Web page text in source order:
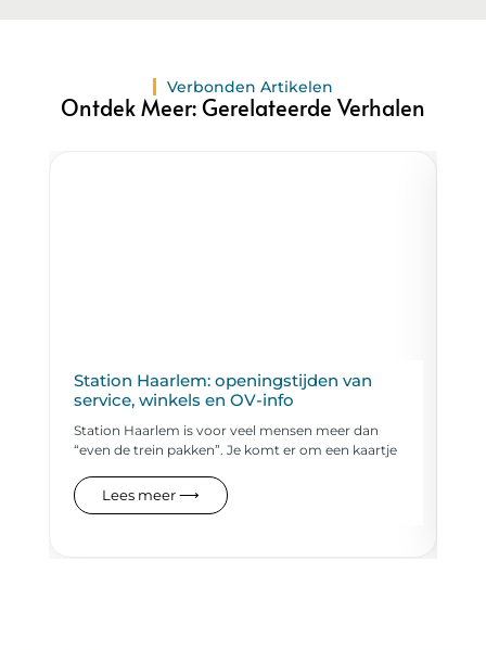
Verbonden Artikelen
Ontdek Meer: Gerelateerde Verhalen
Station Haarlem: openingstijden van
service, winkels en OV-info
Station Haarlem is voor veel mensen meer dan
“even de trein pakken”. Je komt er om een kaartje
Lees meer ⟶